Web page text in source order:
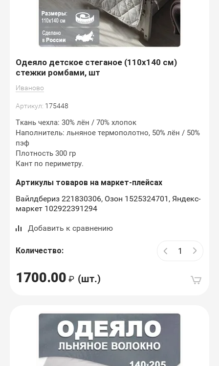
Одеяло детское стеганое (110х140 см)
стежки ромбами, шт
Иваново
Артикул: 175448
Ткань чехла: 30% лён / 70% хлопок
Наполнитель: льняное термополотно, 50% лён / 50%
пэф
Плотность 300 гр
Кант по периметру.
Артикулы товаров на маркет-плейсах
Вайлдбериз 221830306, Озон 1525324701, Яндекс-
маркет 102922391294
Добавить к сравнению
Количество:
1700.00 (шт.)